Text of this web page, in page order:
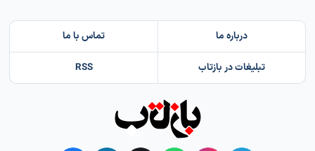
درباره ما تماس با ما
تبلیغات در بازتاب RSS